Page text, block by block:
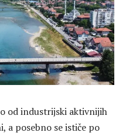
od industrijski aktivnijih
a posebno se ističe po